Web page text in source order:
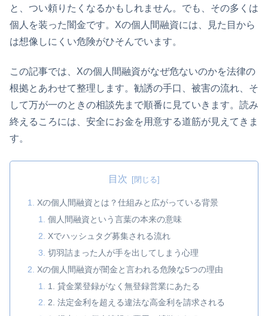
と、つい頼りたくなるかもしれません。でも、その多くは
個人を装った闇金です。Xの個人間融資には、見た目から
は想像しにくい危険がひそんでいます。
この記事では、Xの個人間融資がなぜ危ないのかを法律の
根拠とあわせて整理します。勧誘の手口、被害の流れ、そ
して万が一のときの相談先まで順番に見ていきます。読み
終えるころには、安全にお金を用意する道筋が見えてきま
す。
目次
Xの個人間融資とは？仕組みと広がっている背景
個人間融資という言葉の本来の意味
Xでハッシュタグ募集される流れ
切羽詰まった人が手を出してしまう心理
Xの個人間融資が闇金と言われる危険な5つの理由
1. 貸金業登録がなく無登録営業にあたる
2. 法定金利を超える違法な高金利を請求される